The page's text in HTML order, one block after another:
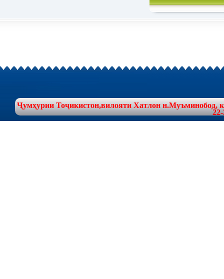
Ҷумҳурии Тоҷикистон,вилояти Хатлон н.Муъминобод,